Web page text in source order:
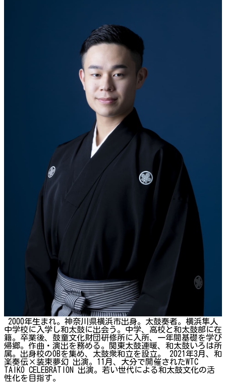
2000年生まれ。神奈川県横浜市出身。太鼓奏者。横浜隼人
中学校に入学し和太鼓に出会う。中学、高校と和太鼓部に在
籍。卒業後、鼓童文化財団研修所に入所、一年間基礎を学び
帰郷。作曲・演出を務める。関東太鼓連暖、和太鼓いろは所
属。出身校のOBを集め、太鼓衆和立を設立。 2021年3月、和
楽奏伝×装束夢幻 出演。11月、大分で開催されたWTC
TAIKO CELEBRATION 出演。若い世代による和太鼓文化の活
性化を目指す。